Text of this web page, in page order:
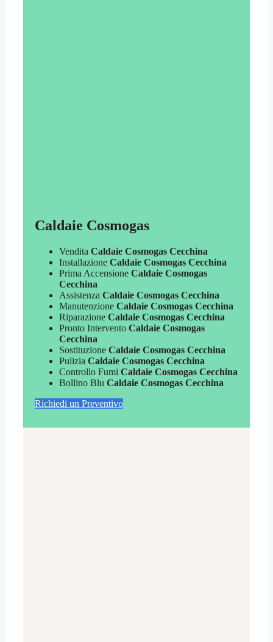
Caldaie Cosmogas
Vendita Caldaie Cosmogas Cecchina
Installazione Caldaie Cosmogas Cecchina
Prima Accensione Caldaie Cosmogas
Cecchina
Assistenza Caldaie Cosmogas Cecchina
Manutenzione Caldaie Cosmogas Cecchina
Riparazione Caldaie Cosmogas Cecchina
Pronto Intervento Caldaie Cosmogas
Cecchina
Sostituzione Caldaie Cosmogas Cecchina
Pulizia Caldaie Cosmogas Cecchina
Controllo Fumi Caldaie Cosmogas Cecchina
Bollino Blu Caldaie Cosmogas Cecchina
Richiedi un Preventivo